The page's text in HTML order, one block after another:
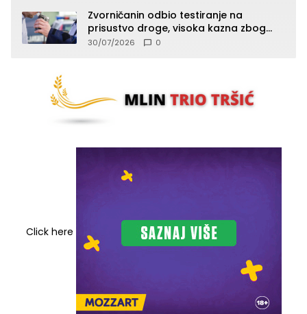
Zvorničanin odbio testiranje na
prisustvo droge, visoka kazna zbog
kršenja Zakona o osnovama
30/07/2026 0
Click here